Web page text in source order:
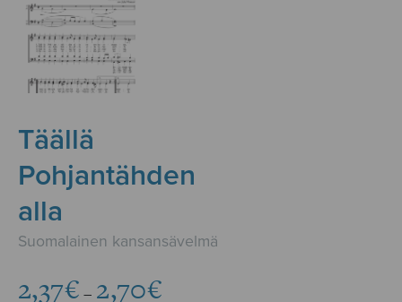
Täällä
Pohjantähden
alla
Suomalainen kansansävelmä
2,37€ – 2,70€